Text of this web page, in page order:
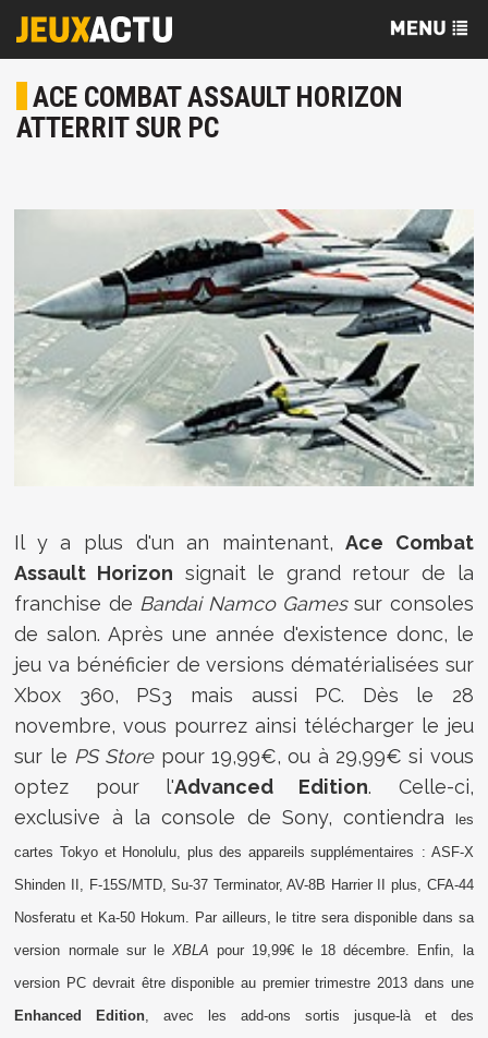
ACE COMBAT ASSAULT HORIZON
ATTERRIT SUR PC
Il y a plus d'un an maintenant,Ace Combat
Assault Horizon signait le grand retour de la
franchise de Bandai Namco Gamessur consoles
de salon. Après une année d'existence donc, le
jeu va bénéficier de versions dématérialisées sur
Xbox 360, PS3 mais aussi PC. Dès le 28
novembre, vous pourrez ainsi télécharger le jeu
sur le PS Storepour 19,99€, ou à 29,99€ si vous
optez pour l'Advanced Edition. Celle-ci,
exclusive à la console de Sony, contiendra les
cartes Tokyo et Honolulu, plusdes appareils supplémentaires : ASF-X
Shinden II, F-15S/MTD, Su-37 Terminator, AV-8B Harrier II plus, CFA-44
Nosferatu et Ka-50 Hokum. Par ailleurs, le titre sera disponible dans sa
version normale sur le XBLA pour 19,99€ le 18 décembre. Enfin, la
version PC devrait être disponible au premier trimestre 2013 dans une
Enhanced Edition , avec les add-ons sortis jusque-là et des